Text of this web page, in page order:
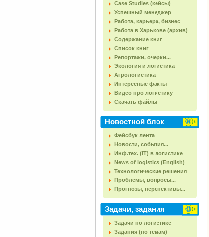
Case Studies (кейсы)
Успешный менеджер
Работа, карьера, бизнес
Работа в Харькове (архив)
Содержание книг
Список книг
Репортажи, очерки...
Экология и логистика
Агрологистика
Интересные факты
Видео про логистику
Скачать файлы
Новостной блок
Фейсбук лента
Новости, события...
Инф.тех. (IT) в логистике
News of logistics (English)
Технологические решения
Проблемы, вопросы...
Прогнозы, перспективы...
Задачи, задания
Задачи по логистике
Задания (по темам)